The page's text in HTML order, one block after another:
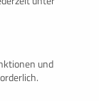
und